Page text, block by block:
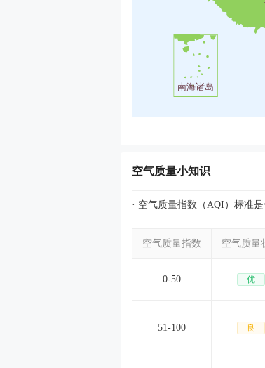
南海诸岛
空气质量小知识
· 空气质量指数（AQI）标准是
空气质量指数 空气质量
0-50 优
51-100 良